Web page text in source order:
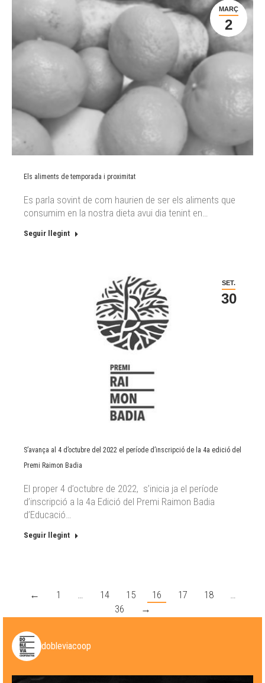
MARÇ
2
Els aliments de temporada i proximitat
Es parla sovint de com haurien de ser els aliments que
consumim en la nostra dieta avui dia tenint en…
Seguir llegint
SET.
30
S’avança al 4 d’octubre del 2022 el període d’inscripció de la 4a edició del
Premi Raimon Badia
El proper 4 d’octubre de 2022, s’inicia ja el període
d’inscripció a la 4a Edició del Premi Raimon Badia
d’Educació…
Seguir llegint
← 1 … 14 15 16 17 18
…
36
→
dobleviacoop